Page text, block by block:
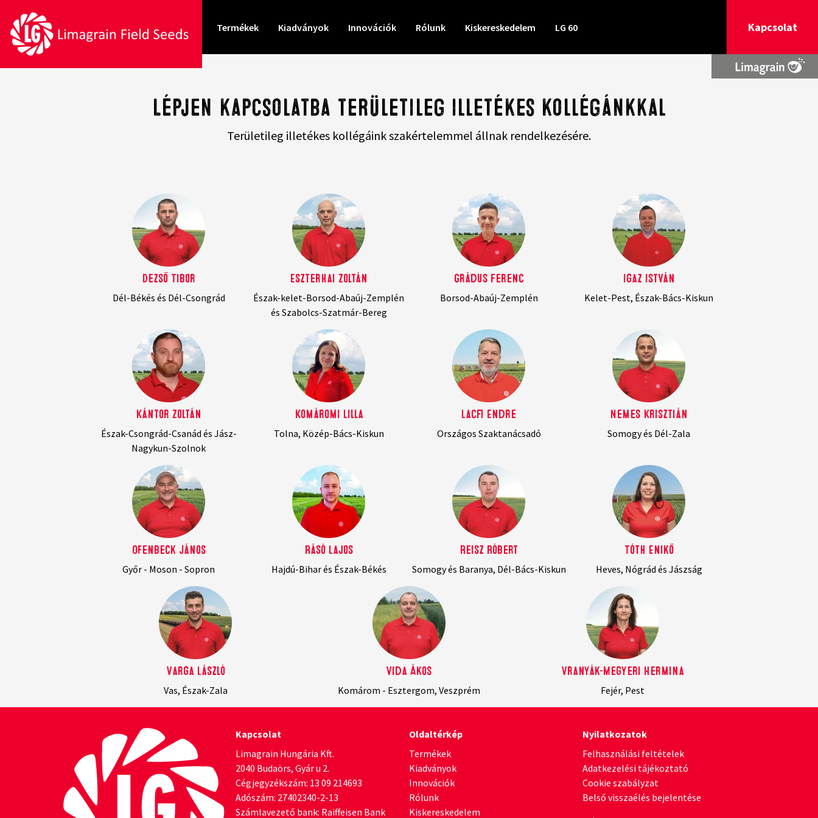
Termékek Kiadványok Innovációk Rólunk Kiskereskedelem LG 60 Kapcsolat
Lépjen kapcsolatba területileg illetékes kollégánkkal
Területileg illetékes kollégáink szakértelemmel állnak rendelkezésére.
Dezső Tibor
Dél-Békés és Dél-Csongrád
Eszterhai Zoltán
Észak-kelet-Borsod-Abaúj-Zemplén
és Szabolcs-Szatmár-Bereg
Grádus Ferenc
Borsod-Abaúj-Zemplén
Igaz István
Kelet-Pest, Észak-Bács-Kiskun
Kántor Zoltán
Észak-Csongrád-Csanád és Jász-
Nagykun-Szolnok
Komáromi Lilla
Tolna, Közép-Bács-Kiskun
Lacfi Endre
Országos Szaktanácsadó
Nemes Krisztián
Somogy és Dél-Zala
Ofenbeck János
Győr - Moson - Sopron
Rásó Lajos
Hajdú-Bihar és Észak-Békés
Reisz Róbert
Somogy és Baranya, Dél-Bács-Kiskun
Tóth Enikő
Heves, Nógrád és Jászság
Varga László
Vas, Észak-Zala
Vida Ákos
Komárom - Esztergom, Veszprém
Vranyák-Megyeri Hermina
Fejér, Pest
Kapcsolat
Limagrain Hungária Kft.
2040 Budaörs, Gyár u 2.
Cégjegyzékszám: 13 09 214693
Adószám: 27402340-2-13
Számlavezető bank: Raiffeisen Bank
Oldaltérkép
Termékek
Kiadványok
Innovációk
Rólunk
Kiskereskedelem
Nyilatkozatok
Felhasználási feltételek
Adatkezelési tájékoztató
Cookie szabályzat
Belső visszaélés bejelentése